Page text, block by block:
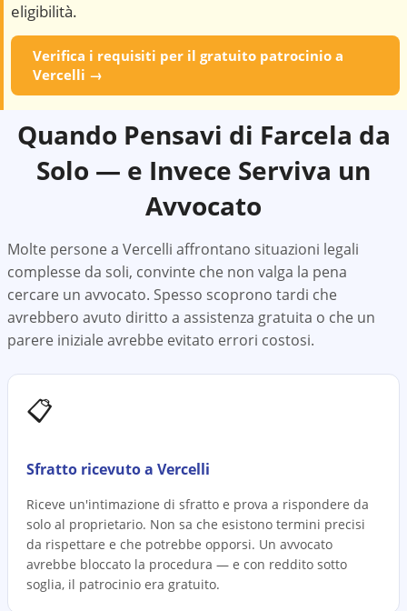
eligibilità.
Verifica i requisiti per il gratuito patrocinio a
Vercelli →
Quando Pensavi di Farcela da
Solo — e Invece Serviva un
Avvocato
Molte persone a Vercelli affrontano situazioni legali
complesse da soli, convinte che non valga la pena
cercare un avvocato. Spesso scoprono tardi che
avrebbero avuto diritto a assistenza gratuita o che un
parere iniziale avrebbe evitato errori costosi.
📋
Sfratto ricevuto a Vercelli
Riceve un'intimazione di sfratto e prova a rispondere da
solo al proprietario. Non sa che esistono termini precisi
da rispettare e che potrebbe opporsi. Un avvocato
avrebbe bloccato la procedura — e con reddito sotto
soglia, il patrocinio era gratuito.